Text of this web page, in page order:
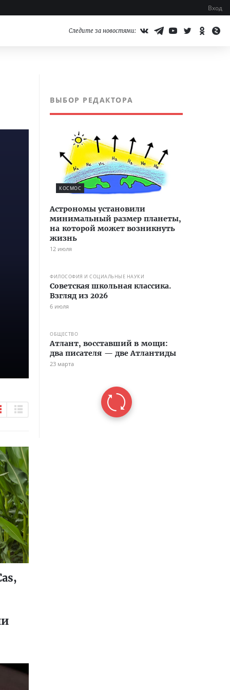
Вход
Следите за новостями:
ВЫБОР РЕДАКТОРА
КОСМОС
Астрономы установили
минимальный размер планеты,
на которой может возникнуть
жизнь
12 июля
ФИЛОСОФИЯ И СОЦИАЛЬНЫЕ НАУКИ
Советская школьная классика.
Взгляд из 2026
6 июля
ОБЩЕСТВО
Атлант, восставший в мощи:
два писателя — две Атлантиды
23 марта